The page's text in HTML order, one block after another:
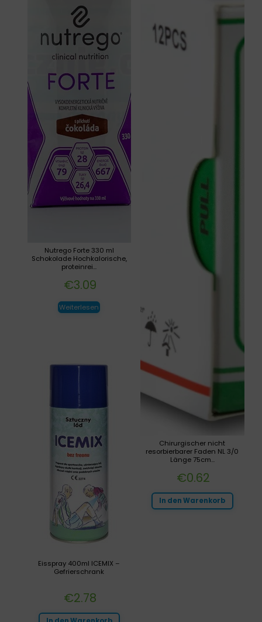
Chirurgischer nicht
resorbierbarer Faden NL 3/0
Länge 75cm...
€0.62
In den Warenkorb
Nutrego Forte 330 ml
Schokolade Hochkalorische,
proteinrei...
€3.09
Weiterlesen
Eisspray 400ml ICEMIX –
Gefrierschrank
€2.78